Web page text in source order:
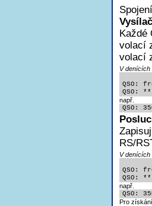
Každé
volací
volací
V denících
QSO:
QSO:
např.
QSO:
RS/
V denících
QSO:
QSO:
např.
QSO:
Pro